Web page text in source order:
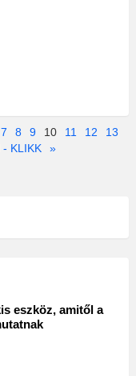
7 8 9 10 11 12
13
- KLIKK »
eszköz, amitől a